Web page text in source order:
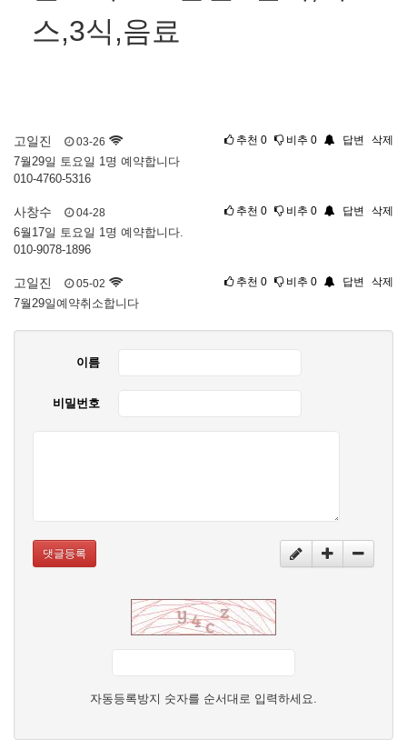
스,3식,음료
고일진 03-26 추천 0 비추 0 답변 삭제
7월29일 토요일 1명 예약합니다
010-4760-5316
사창수 04-28 추천 0 비추 0 답변 삭제
6월17일 토요일 1명 예약합니다.
010-9078-1896
고일진 05-02 추천 0 비추 0 답변 삭제
7월29일예약취소합니다
이름
비밀번호
댓글등록
자동등록방지 숫자를 순서대로 입력하세요.